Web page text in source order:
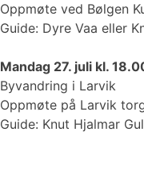
Oppmøte ved Bølgen
Guide: Dyre Vaa eller
Mandag 27. juli kl.
Byvandring i Larvik
Oppmøte på Larvik
Guide: Knut Hjalmar